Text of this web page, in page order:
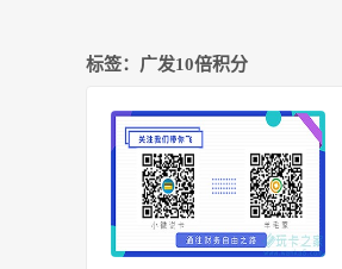
标签：广发10倍积分